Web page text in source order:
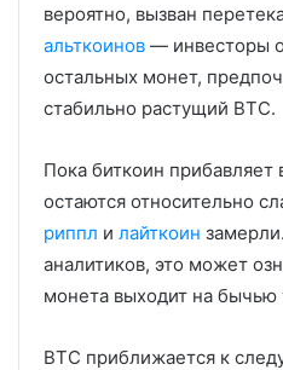
вероятно, вызван
альткоинов — инвесторы
остальных монет,
стабильно растущий BTC.
Пока биткоин прибавляет
остаются относительно
риппл и лайткоин
аналитиков, это может
монета выходит на бычью
BTC приближается к